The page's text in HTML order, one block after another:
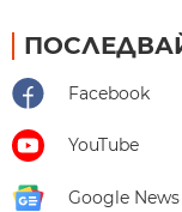
Facebook
YouTube
Google News